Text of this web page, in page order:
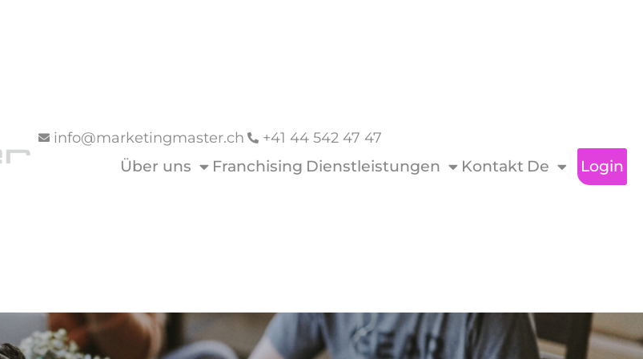
info@marketingmaster.ch +41 44 542 47 47
Über uns Franchising Dienstleistungen Kontakt De Login